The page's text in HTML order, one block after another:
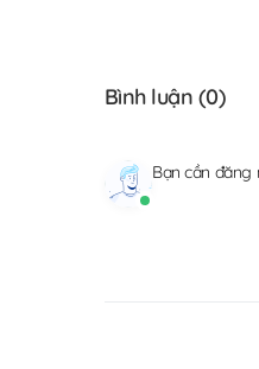
Bình luận (0)
Bạn cần đăng